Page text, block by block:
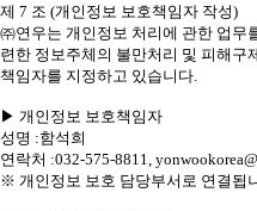
제 7 조 (개인정보 보호책임자 작성)
㈜연우는 개인정보 처리에 관한 업무
련한 정보주체의 불만처리 및 피해구
책임자를 지정하고 있습니다.
▶ 개인정보 보호책임자
성명 :함석희
연락처 :032-575-8811,
※ 개인정보 보호 담당부서로 연결됩